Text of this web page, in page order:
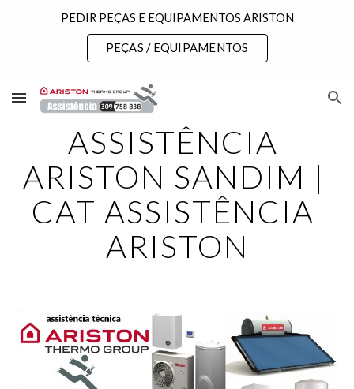
Skip to main content
PEDIR PEÇAS E EQUIPAMENTOS ARISTON
PEÇAS / EQUIPAMENTOS
ASSISTÊNCIA
ARISTON SANDIM |
CAT ASSISTÊNCIA
ARISTON